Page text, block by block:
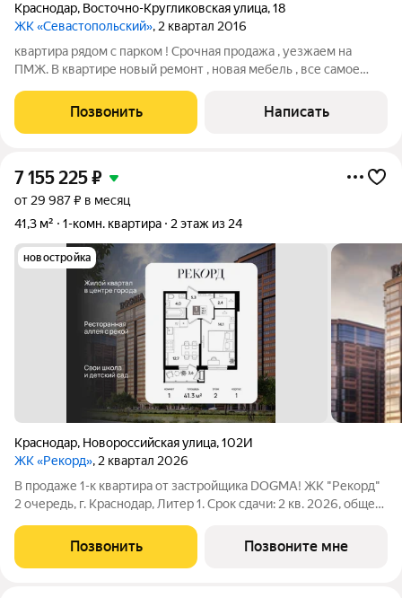
Краснодар, Восточно-Кругликовская улица,18
ЖК «Севастопольский», 2 квартал 2016
квартира рядом с парком ! Срочная продажа , уезжаем на
ПМЖ. В квартире новый ремонт , новая мебель , все самое
торг! АГЕНТЫ НЕ БЕСПОКОЙТЕ!
Позвонить Написать
7 155 225₽
от 29 987 ₽ в месяц
41,3 м²
1-комн. квартира 2 этаж из 24
новостройка
Краснодар, Новороссийская улица,102И
ЖК «Рекорд», 2 квартал 2026
В продаже 1-к квартира от застройщика DOGMA! ЖК "Рекорд"
2 очередь, г. Краснодар, Литер 1. Срок сдачи: 2 кв. 2026, общей
место вашего баланса. Город снаружи природа внутри.
Квартал с
Позвонить Позвоните мне